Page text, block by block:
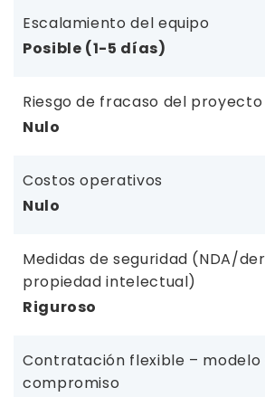
Escalamiento del equipo
Posible (1-5 días)
Riesgo de fracaso del proyecto
Nulo
Costos operativos
Nulo
Medidas de seguridad (NDA/
propiedad intelectual)
Riguroso
Contratación flexible – modelo
compromiso